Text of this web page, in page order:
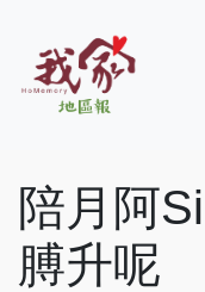
陪月阿
膊升呢